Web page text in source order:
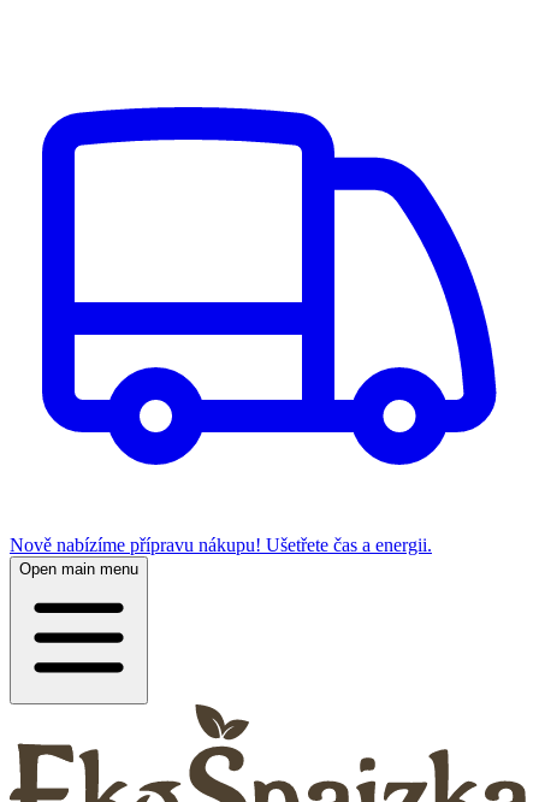
Nově nabízíme přípravu nákupu! Ušetřete čas a energii.
Open main menu